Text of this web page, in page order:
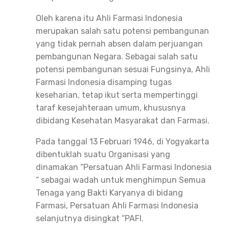
Oleh karena itu Ahli Farmasi Indonesia
merupakan salah satu potensi pembangunan
yang tidak pernah absen dalam perjuangan
pembangunan Negara. Sebagai salah satu
potensi pembangunan sesuai Fungsinya, Ahli
Farmasi Indonesia disamping tugas
keseharian, tetap ikut serta mempertinggi
taraf kesejahteraan umum, khususnya
dibidang Kesehatan Masyarakat dan Farmasi.
Pada tanggal 13 Februari 1946, di Yogyakarta
dibentuklah suatu Organisasi yang
dinamakan “Persatuan Ahli Farmasi Indonesia
“ sebagai wadah untuk menghimpun Semua
Tenaga yang Bakti Karyanya di bidang
Farmasi, Persatuan Ahli Farmasi Indonesia
selanjutnya disingkat “PAFI.